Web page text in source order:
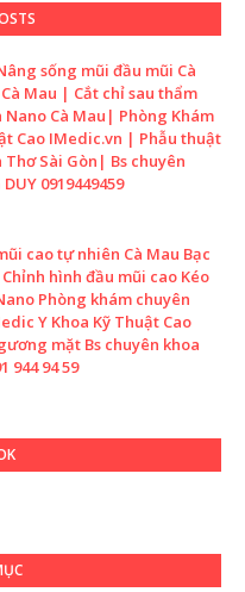
sống mũi đầu mũi Cà
Mau | Cắt chỉ sau thẩm
Nano Cà Mau| Phòng Khám
Cao IMedic.vn | Phẫu thuật
Thơ Sài Gòn| Bs chuyên
0919449459
cao tự nhiên Cà Mau Bạc
hình đầu mũi cao Kéo
Phòng khám chuyên
Y Khoa Kỹ Thuật Cao
mặt Bs chuyên khoa
944 94 59